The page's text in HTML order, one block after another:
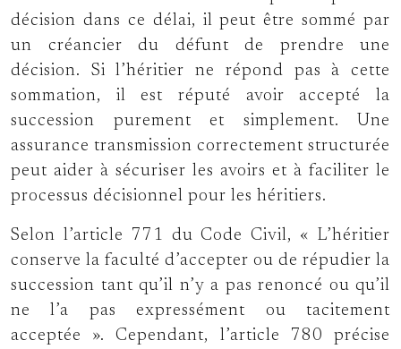
décision dans ce délai, il peut être sommé par
un créancier du défunt de prendre une
décision. Si l’héritier ne répond pas à cette
sommation, il est réputé avoir accepté la
succession purement et simplement. Une
assurance transmission correctement structurée
peut aider à sécuriser les avoirs et à faciliter le
processus décisionnel pour les héritiers.
Selon l’article 771 du Code Civil, « L’héritier
conserve la faculté d’accepter ou de répudier la
succession tant qu’il n’y a pas renoncé ou qu’il
ne l’a pas expressément ou tacitement
acceptée ». Cependant, l’article 780 précise